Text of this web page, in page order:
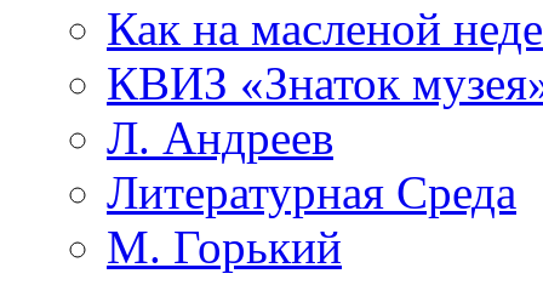
Как на масленой
КВИЗ «Знаток
Л. Андреев
Литературная Среда
М. Горький